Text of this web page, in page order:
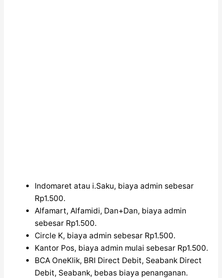
Indomaret atau i.Saku, biaya admin sebesar
Rp1.500.
Alfamart, Alfamidi, Dan+Dan, biaya admin
sebesar Rp1.500.
Circle K, biaya admin sebesar Rp1.500.
Kantor Pos, biaya admin mulai sebesar Rp1.500.
BCA OneKlik, BRI Direct Debit, Seabank Direct
Debit, Seabank, bebas biaya penanganan.